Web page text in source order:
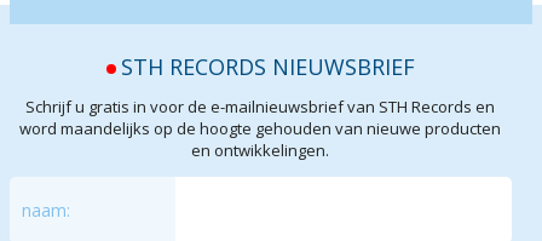
STH RECORDS NIEUWSBRIEF
Schrijf u gratis in voor de e-mailnieuwsbrief van STH Records en
word maandelijks op de hoogte gehouden van nieuwe producten
en ontwikkelingen.
naam: